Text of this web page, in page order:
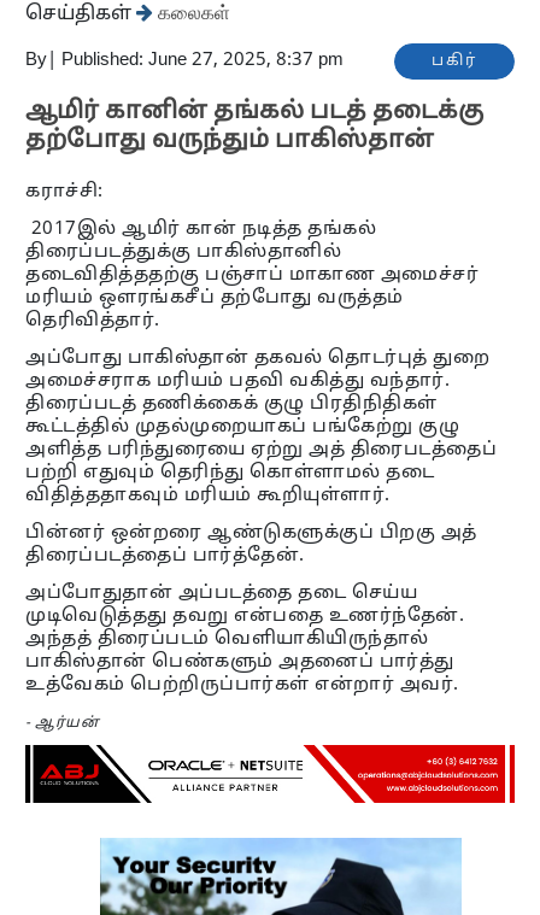
செய்திகள் கலைகள்
By Published: June 27, 2025, 8:37 pm பகிர்
ஆமிர் கானின் தங்கல் படத் தடைக்கு
தற்போது வருந்தும் பாகிஸ்தான்
கராச்சி:
2017இல் ஆமிர் கான் நடித்த தங்கல்
திரைப்படத்துக்கு பாகிஸ்தானில்
தடைவிதித்ததற்கு பஞ்சாப் மாகாண அமைச்சர்
மரியம் ஒளரங்கசீப் தற்போது வருத்தம்
தெரிவித்தார்.
அப்போது பாகிஸ்தான் தகவல் தொடர்புத் துறை
அமைச்சராக மரியம் பதவி வகித்து வந்தார்.
திரைப்படத் தணிக்கைக் குழு பிரதிநிதிகள்
கூட்டத்தில் முதல்முறையாகப் பங்கேற்று குழு
அளித்த பரிந்துரையை ஏற்று அத் திரைபடத்தைப்
பற்றி எதுவும் தெரிந்து கொள்ளாமல் தடை
விதித்ததாகவும் மரியம் கூறியுள்ளார்.
பின்னர் ஒன்றரை ஆண்டுகளுக்குப் பிறகு அத்
திரைப்படத்தைப் பார்த்தேன்.
அப்போதுதான் அப்படத்தை தடை செய்ய
முடிவெடுத்தது தவறு என்பதை உணர்ந்தேன்.
அந்தத் திரைப்படம் வெளியாகியிருந்தால்
பாகிஸ்தான் பெண்களும் அதனைப் பார்த்து
உத்வேகம் பெற்றிருப்பார்கள் என்றார் அவர்.
- ஆர்யன்